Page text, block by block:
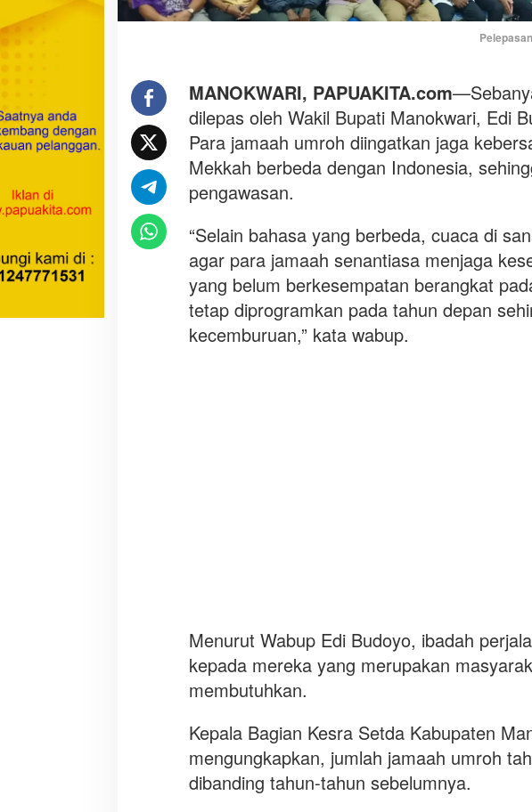
o
r
D
i
i
n
g
t
k
a
n
J
a
MANOKWARI, PAPUAKITA.com
dilepas oleh Wakil Bupati Manokwari, Edi
Para jamaah umroh diingatkan jaga
Mekkah berbeda dengan Indonesia,
pengawasan.
“Selain bahasa yang berbeda, cuaca di
agar para jamaah senantiasa menjaga
yang belum berkesempatan berangkat
tetap diprogramkan pada tahun depan
kecemburuan,” kata wabup.
Menurut Wabup Edi Budoyo, ibadah
kepada mereka yang merupakan
membutuhkan.
Kepala Bagian Kesra Setda Kabupaten
mengungkapkan, jumlah jamaah umroh
dibanding tahun-tahun sebelumnya.